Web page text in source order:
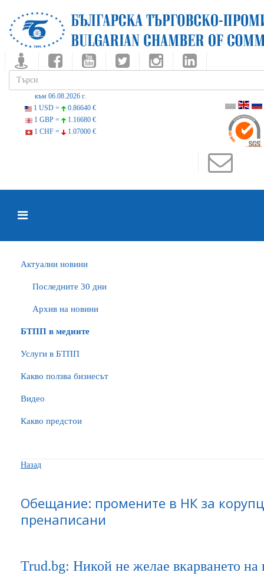
към 06.08.2026 г.
1 USD =
0.86640 €
1 GBP =
1.16680 €
1 CHF =
1.07000 €
Актуални новини
Последните 30 дни
Архив на новини
БTПП в медиите
Услуги в БТПП
Какво ползва бизнесът
Видео
Какво предстои
Назад
Обещание: промените в НК за
пренаписани
Trud.bg: Никой не желае вкарването на